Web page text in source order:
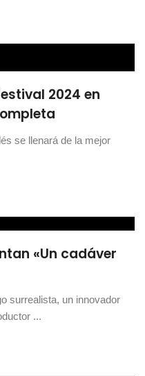
2024 en
se llenará de la mejor
«Un cadáver
surrealista, un innovador
...